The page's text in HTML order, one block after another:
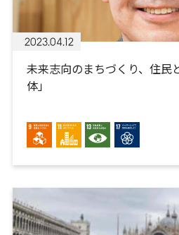
2023.04.12
未来志向のまちづくり、住民
体」